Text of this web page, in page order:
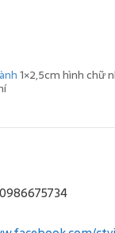
1×2,5cm hình chữ